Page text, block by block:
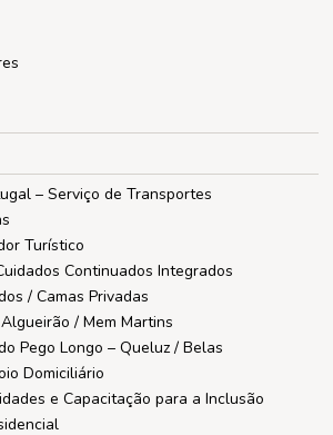
– Serviço de Transportes
Turístico
Continuados Integrados
/ Camas Privadas
/ Mem Martins
Pego Longo – Queluz / Belas
Domiciliário
e Capacitação para a Inclusão